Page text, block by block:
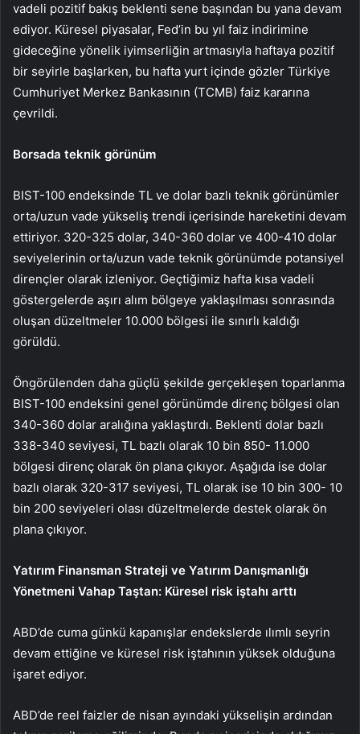
vadeli pozitif bakış beklenti sene başından bu yana devam
ediyor. Küresel piyasalar, Fed’in bu yıl faiz indirimine
gideceğine yönelik iyimserliğin artmasıyla haftaya pozitif
bir seyirle başlarken, bu hafta yurt içinde gözler Türkiye
Cumhuriyet Merkez Bankasının (TCMB) faiz kararına
çevrildi.
Borsada teknik görünüm
BIST-100 endeksinde TL ve dolar bazlı teknik görünümler
orta/uzun vade yükseliş trendi içerisinde hareketini devam
ettiriyor. 320-325 dolar, 340-360 dolar ve 400-410 dolar
seviyelerinin orta/uzun vade teknik görünümde potansiyel
dirençler olarak izleniyor. Geçtiğimiz hafta kısa vadeli
göstergelerde aşırı alım bölgeye yaklaşılması sonrasında
oluşan düzeltmeler 10.000 bölgesi ile sınırlı kaldığı
görüldü.
Öngörülenden daha güçlü şekilde gerçekleşen toparlanma
BIST-100 endeksini genel görünümde direnç bölgesi olan
340-360 dolar aralığına yaklaştırdı. Beklenti dolar bazlı
338-340 seviyesi, TL bazlı olarak 10 bin 850- 11.000
bölgesi direnç olarak ön plana çıkıyor. Aşağıda ise dolar
bazlı olarak 320-317 seviyesi, TL olarak ise 10 bin 300- 10
bin 200 seviyeleri olası düzeltmelerde destek olarak ön
plana çıkıyor.
Yatırım Finansman Strateji ve Yatırım Danışmanlığı
Yönetmeni Vahap Taştan: Küresel risk iştahı arttı
ABD’de cuma günkü kapanışlar endekslerde ılımlı seyrin
devam ettiğine ve küresel risk iştahının yüksek olduğuna
işaret ediyor.
ABD’de reel faizler de nisan ayındaki yükselişin ardından